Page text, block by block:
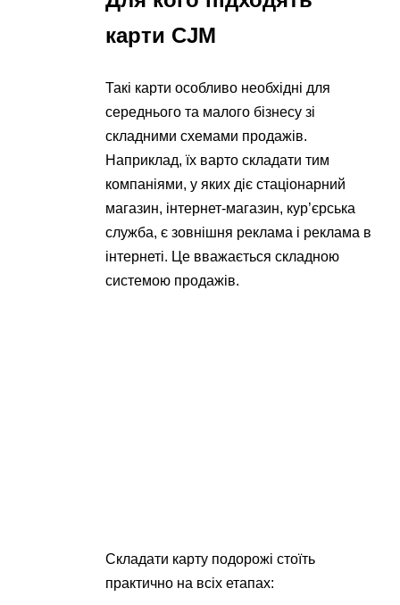
карти CJM
Такі карти особливо необхідні для
середнього та малого бізнесу зі
складними схемами продажів.
Наприклад, їх варто складати тим
компаніями, у яких діє стаціонарний
магазин, інтернет-магазин, кур’єрська
служба, є зовнішня реклама і реклама в
інтернеті. Це вважається складною
системою продажів.
Складати карту подорожі стоїть
практично на всіх етапах: